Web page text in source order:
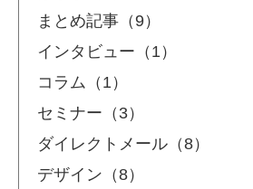
まとめ記事（9）
インタビュー（1）
コラム（1）
セミナー（3）
ダイレクトメール（8）
デザイン（8）